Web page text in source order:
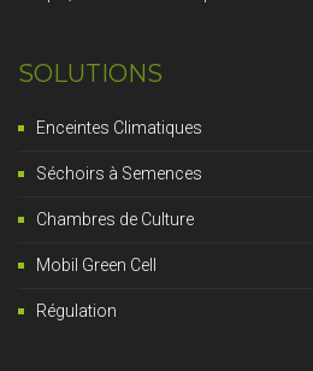
SOLUTIONS
Enceintes Climatiques
Séchoirs à Semences
Chambres de Culture
Mobil Green Cell
Régulation